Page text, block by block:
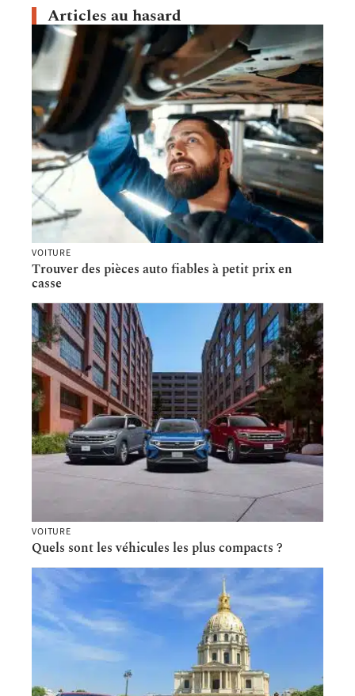
Articles au hasard
VOITURE
Trouver des pièces auto fiables à petit prix en
casse
VOITURE
Quels sont les véhicules les plus compacts ?